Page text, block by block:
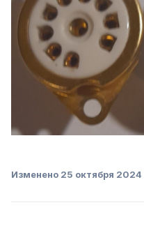
Изменено 25 октября 2024